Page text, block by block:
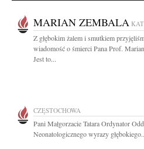
MARIAN ZEMBALA
Z głębokim żalem i smutkiem
wiadomość o śmierci Pana Prof.
Jest to...
CZĘSTOCHOWA
Pani Małgorzacie Tatara Ordynator
Neonatologicznego wyrazy